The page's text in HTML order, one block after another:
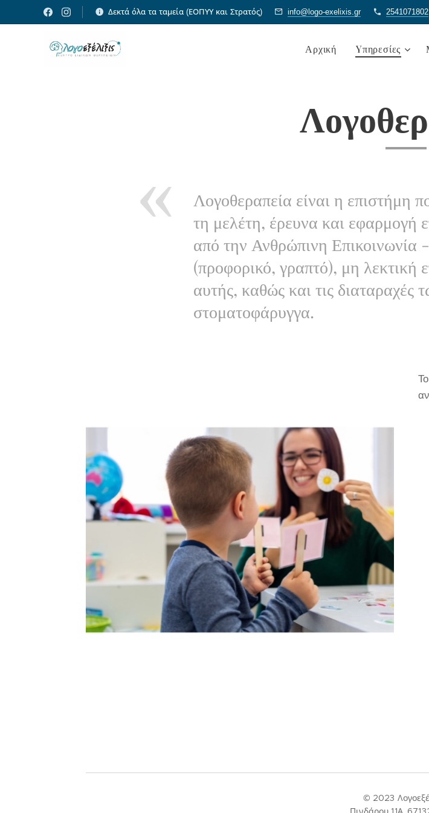
Δεκτά όλα τα ταμεία (ΕΟΠΥΥ και Στρατός) info@logo-exelixis.gr 2541071802
Αρχική Yπηρεσίες
Λογοθεραπεία είναι η επιστήμη
τη μελέτη, έρευνα και εφαρμογή
από την Ανθρώπινη
(προφορικό, γραπτό), μη λεκτική
αυτής, καθώς και τις διαταραχές
στοματοφάρυγγα.
© 2023